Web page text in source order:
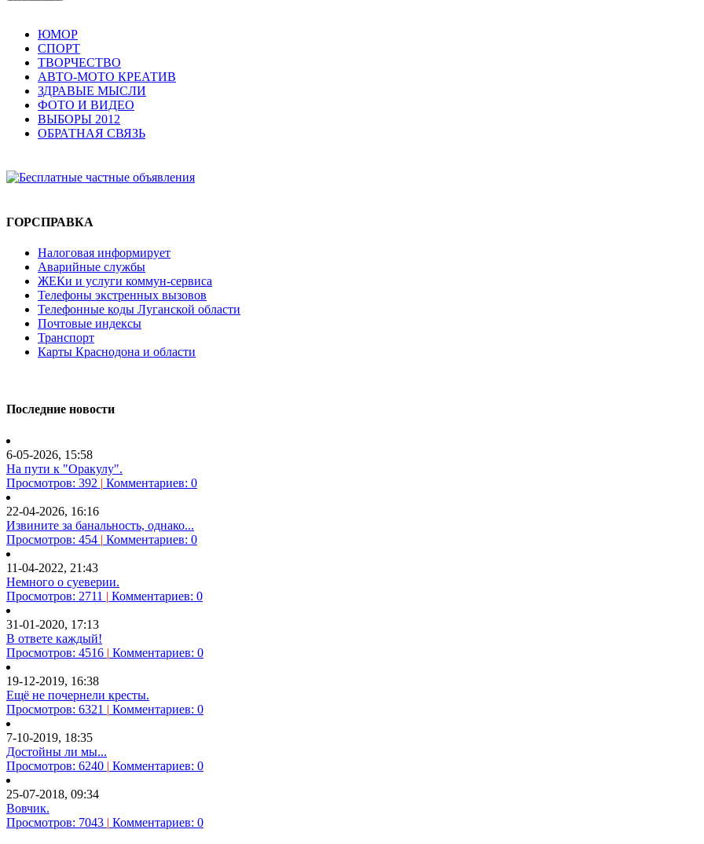
ЮМОР
СПОРТ
ТВОРЧЕСТВО
АВТО-МОТО КРЕАТИВ
ЗДРАВЫЕ МЫСЛИ
ФОТО И ВИДЕО
ВЫБОРЫ 2012
ОБРАТНАЯ СВЯЗЬ
ГОРСПРАВКА
Налоговая информирует
Аварийные службы
ЖЕКи и услуги коммун-сервиса
Телефоны экстренных вызовов
Телефонные коды Луганской области
Почтовые индексы
Транспорт
Карты Краснодона и области
Последние новости
6-05-2026, 15:58
На пути к "Оракулу".
Просмотров: 392 | Комментариев: 0
22-04-2026, 16:16
Извините за банальность, однако...
Просмотров: 454 | Комментариев: 0
11-04-2022, 21:43
Немного о суеверии.
Просмотров: 2711 | Комментариев: 0
31-01-2020, 17:13
В ответе каждый!
Просмотров: 4516 | Комментариев: 0
19-12-2019, 16:38
Ещё не почернели кресты.
Просмотров: 6321 | Комментариев: 0
7-10-2019, 18:35
Достойны ли мы...
Просмотров: 6240 | Комментариев: 0
25-07-2018, 09:34
Вовчик.
Просмотров: 7043 | Комментариев: 0